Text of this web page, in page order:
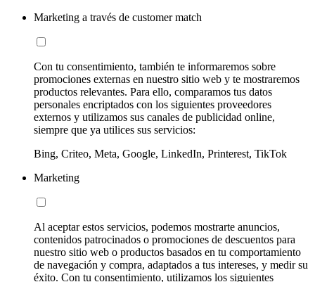
Marketing a través de customer match
Con tu consentimiento, también te informaremos sobre
promociones externas en nuestro sitio web y te mostraremos
productos relevantes. Para ello, comparamos tus datos
personales encriptados con los siguientes proveedores
externos y utilizamos sus canales de publicidad online,
siempre que ya utilices sus servicios:
Bing, Criteo, Meta, Google, LinkedIn, Printerest, TikTok
Marketing
Al aceptar estos servicios, podemos mostrarte anuncios,
contenidos patrocinados o promociones de descuentos para
nuestro sitio web o productos basados en tu comportamiento
de navegación y compra, adaptados a tus intereses, y medir su
éxito. Con tu consentimiento, utilizamos los siguientes